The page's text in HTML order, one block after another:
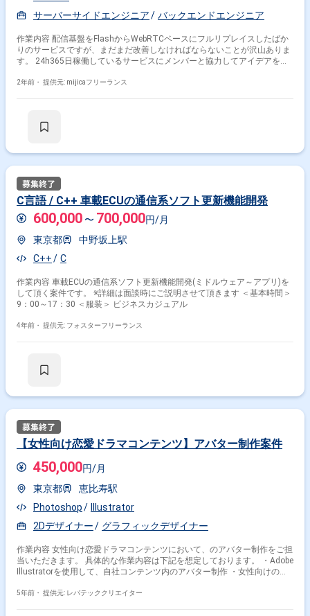
サーバーサイドエンジニア
バックエンドエンジニア
作業内容 配信基盤をFlashからWebRTCベースにフルリプレイスしたばか
りのサービスですが、まだまだ改善しなければならないことが沢山ありま
す。 24h365日稼働しているサービスにメンバーと協力してアイデアを出
を目指します。 【参画のメリット】 ・巨大なサービスの開発経験ができ
ード感あふれるチームです
2年前・ 提供元: mijicaフリーランス
C言語 / C++ 車載ECUの通信系ソフト更新機能開発
600,000 〜 700,000円/月
東京都
中野坂上駅
C++
C
作業内容 車載ECUの通信系ソフト更新機能開発(ミドルウェア～アプリ)を
して頂く案件です。 ※詳細は面談時にご説明させて頂きます ＜基本時間＞
9：00～17：30 ＜服装＞ ビジネスカジュアル
4年前・ 提供元: フォスターフリーランス
【女性向け恋愛ドラマコンテンツ】アバター制作案件
450,000円/月
東京都
恵比寿駅
Photoshop
Illustrator
2Dデザイナー
グラフィックデザイナー
作業内容 女性向け恋愛ドラマコンテンツにおいて、のアバター制作をご担
当いただきます。 具体的な作業内容は下記を想定しております。 ・Adobe
Illustratorを使用して、自社コンテンツ内のアバター制作 ・女性向けのド
5年前・ 提供元: レバテッククリエイター